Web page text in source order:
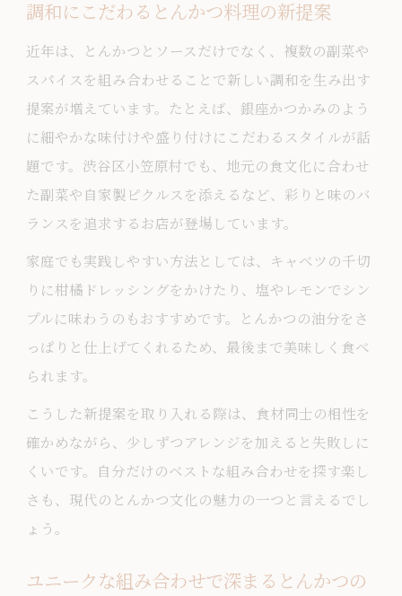
調和にこだわるとんかつ料理の新提案
近年は、とんかつとソースだけでなく、複数の副菜や
スパイスを組み合わせることで新しい調和を生み出す
提案が増えています。たとえば、銀座かつかみのよう
に細やかな味付けや盛り付けにこだわるスタイルが話
題です。渋谷区小笠原村でも、地元の食文化に合わせ
た副菜や自家製ピクルスを添えるなど、彩りと味のバ
ランスを追求するお店が登場しています。
家庭でも実践しやすい方法としては、キャベツの千切
りに柑橘ドレッシングをかけたり、塩やレモンでシン
プルに味わうのもおすすめです。とんかつの油分をさ
っぱりと仕上げてくれるため、最後まで美味しく食べ
られます。
こうした新提案を取り入れる際は、食材同士の相性を
確かめながら、少しずつアレンジを加えると失敗しに
くいです。自分だけのベストな組み合わせを探す楽し
さも、現代のとんかつ文化の魅力の一つと言えるでし
ょう。
ユニークな組み合わせで深まるとんかつの